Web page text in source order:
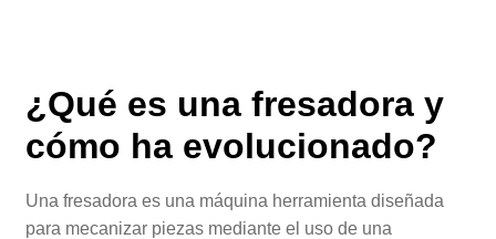
¿Qué es una fresadora y
cómo ha evolucionado?
Una fresadora es una máquina herramienta diseñada
para mecanizar piezas mediante el uso de una